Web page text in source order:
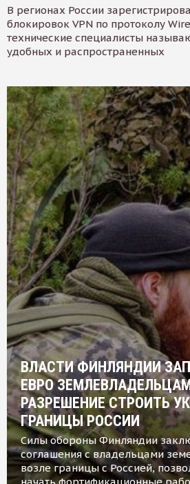
В регионах России
блокировок VPN по протоколу
технические специалисты
удобных и распространенных
ВЛАСТИ ФИНЛЯНДИИ
ЕВРО
РАЗРЕШЕНИЕ СТРОИТЬ
ГРАНИЦЫ РОССИИ
Силы обороны Финляндии
соглашения с владельцами
возле границы с Россией,